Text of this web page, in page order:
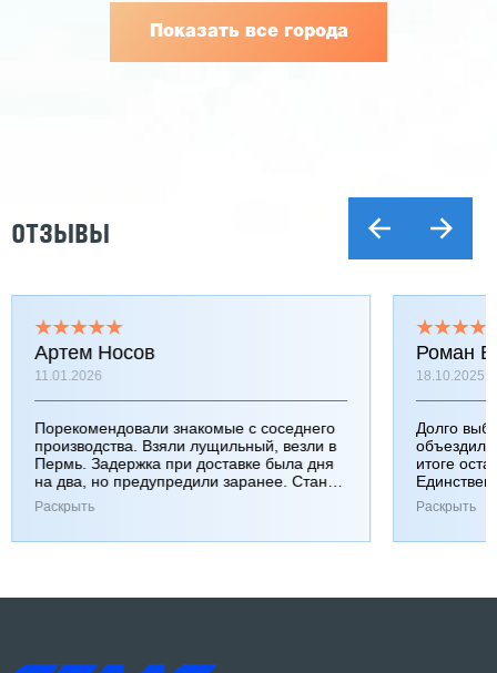
Показать все города
ОТЗЫВЫ
Артем Носов
11.01.2026
Порекомендовали знакомые с соседнего
производства. Взяли лущильный, везли в
Пермь. Задержка при доставке была дня
на два, но предупредили заранее. Станок
работает хорошо, к качеству вопросов нет.
Раскрыть
Роман
18.10.2025
Долго
итоге
Раскрыть